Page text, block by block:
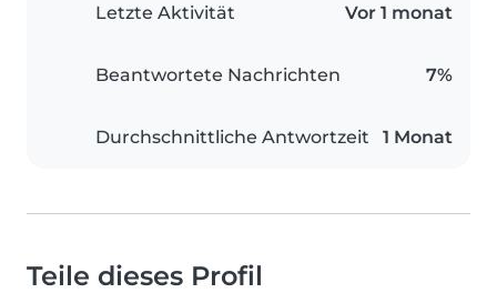
Letzte Aktivität Vor 1 monat
Beantwortete Nachrichten 7%
Durchschnittliche Antwortzeit 1 Monat
Teile dieses Profil